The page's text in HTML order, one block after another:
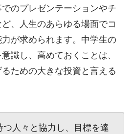
でのプレゼンテーションやチ
、人生のあらゆる場面でコ
が求められます。中学生の
識し、高めておくことは、
ための大きな投資と言える
つ人々と協力し、目標を達